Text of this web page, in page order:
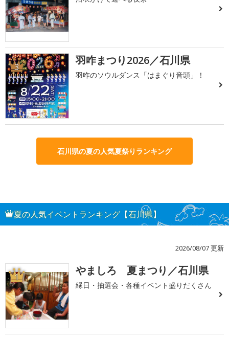
3 羽咋まつり2026／石川県
羽咋のソウルダンス「はまぐり音頭」！
石川県の夏の人気夏祭りランキング
夏の人気イベントランキング【石川県】
2026/08/07 更新
1 やましろ 夏まつり／石川県
縁日・抽選会・各種イベント盛りだくさん